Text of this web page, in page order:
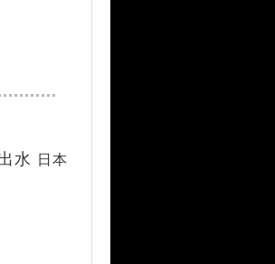
水 日本